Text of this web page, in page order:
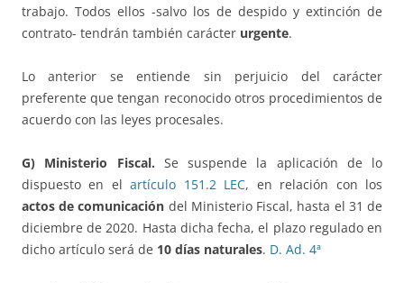
trabajo. Todos ellos -salvo los de despido y extinción de
contrato- tendrán también carácter urgente.
Lo anterior se entiende sin perjuicio del carácter
preferente que tengan reconocido otros procedimientos de
acuerdo con las leyes procesales.
G) Ministerio Fiscal. Se suspende la aplicación de lo
dispuesto en elartículo 151.2 LEC, en relación con los
actos de comunicación del Ministerio Fiscal, hasta el 31 de
diciembre de 2020. Hasta dicha fecha, el plazo regulado en
dicho artículo será de 10 días naturales. D. Ad. 4ª